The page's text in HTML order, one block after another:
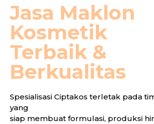
Jasa Maklon
Kosmetik
Terbaik &
Berkualitas
Spesialisasi Ciptakos terletak pada
yang
siap membuat formulasi, produksi